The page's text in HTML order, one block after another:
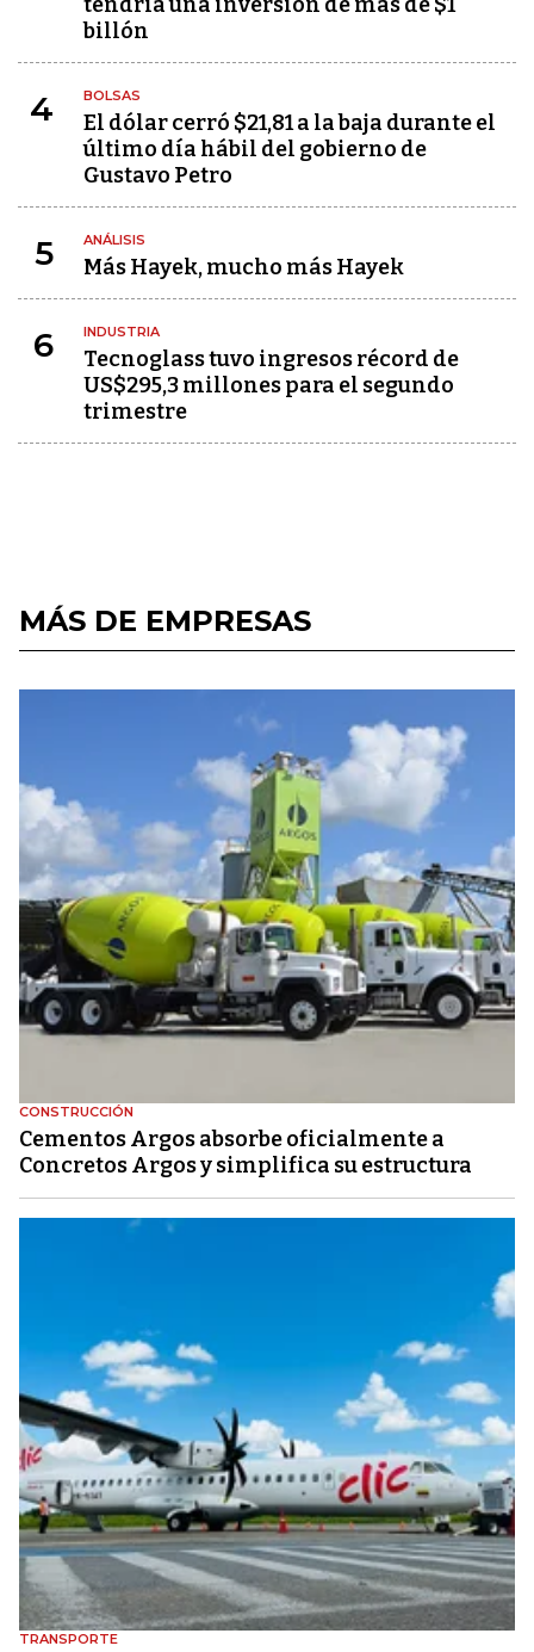
billón
4 BOLSAS
El dólar cerró $21,81 a la baja durante el
último día hábil del gobierno de
Gustavo Petro
5 ANÁLISIS
Más Hayek, mucho más Hayek
6 INDUSTRIA
Tecnoglass tuvo ingresos récord de
US$295,3 millones para el segundo
trimestre
MÁS DE EMPRESAS
CONSTRUCCIÓN
Cementos Argos absorbe oficialmente a
Concretos Argos y simplifica su estructura
TRANSPORTE